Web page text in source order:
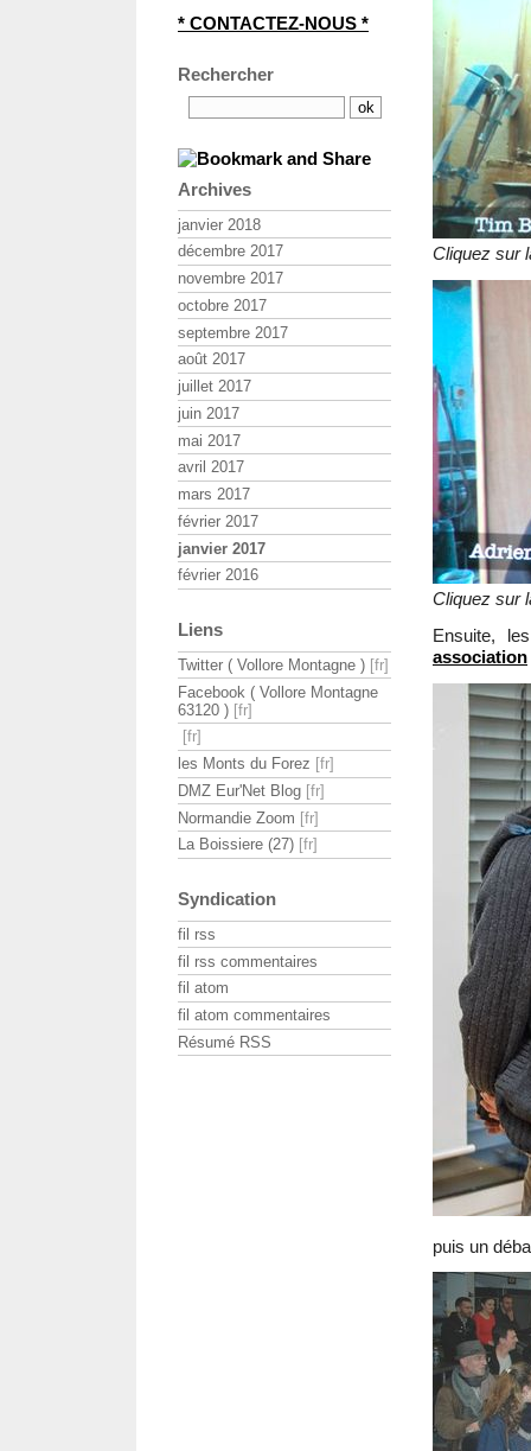
Cliquez sur
Cliquez sur
Ensuite,
association
puis un
* CONTACTEZ-NOUS *
Rechercher
Archives
janvier 2018
décembre 2017
novembre 2017
octobre 2017
septembre 2017
août 2017
juillet 2017
juin 2017
mai 2017
avril 2017
mars 2017
février 2017
janvier 2017
février 2016
Liens
Twitter ( Vollore Montagne )
Facebook ( Vollore Montagne
63120 )
les Monts du Forez
DMZ Eur'Net Blog
Normandie Zoom
La Boissiere (27)
Syndication
fil rss
fil rss commentaires
fil atom
fil atom commentaires
Résumé RSS